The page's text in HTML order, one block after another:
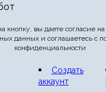
кнопку, вы даете согласие на
данных и соглашаетесь с
конфиденциальности
Создать
аккаунт